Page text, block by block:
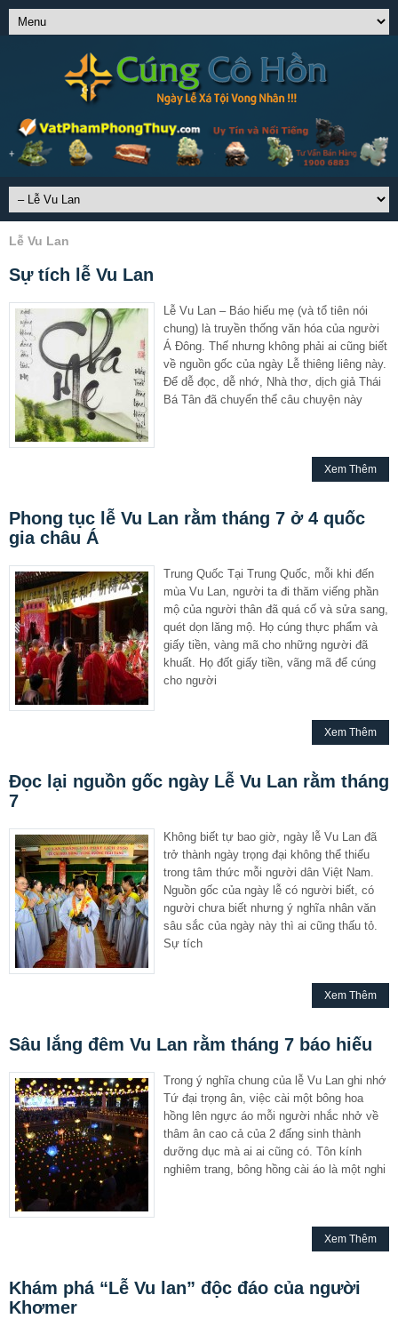
Lễ Vu Lan
Sự tích lễ Vu Lan
Lễ Vu Lan – Báo hiếu mẹ (và tổ tiên nói
chung) là truyền thống văn hóa của người
Á Đông. Thế nhưng không phải ai cũng biết
về nguồn gốc của ngày Lễ thiêng liêng này.
Để dễ đọc, dễ nhớ, Nhà thơ, dịch giả Thái
Bá Tân đã chuyển thể câu chuyện này
Xem Thêm
Phong tục lễ Vu Lan rằm tháng 7 ở 4 quốc
gia châu Á
Trung Quốc Tại Trung Quốc, mỗi khi đến
mùa Vu Lan, người ta đi thăm viếng phần
mộ của người thân đã quá cố và sửa sang,
quét dọn lăng mộ. Họ cúng thực phẩm và
giấy tiền, vàng mã cho những người đã
khuất. Họ đốt giấy tiền, vãng mã để cúng
cho người
Xem Thêm
Đọc lại nguồn gốc ngày Lễ Vu Lan rằm tháng
7
Không biết tự bao giờ, ngày lễ Vu Lan đã
trở thành ngày trọng đại không thể thiếu
trong tâm thức mỗi người dân Việt Nam.
Nguồn gốc của ngày lễ có người biết, có
người chưa biết nhưng ý nghĩa nhân văn
sâu sắc của ngày này thì ai cũng thấu tỏ.
Sự tích
Xem Thêm
Sâu lắng đêm Vu Lan rằm tháng 7 báo hiếu
Trong ý nghĩa chung của lễ Vu Lan ghi nhớ
Tứ đại trọng ân, việc cài một bông hoa
hồng lên ngực áo mỗi người nhắc nhở về
thâm ân cao cả của 2 đấng sinh thành
dưỡng dục mà ai ai cũng có. Tôn kính
nghiêm trang, bông hồng cài áo là một nghi
Xem Thêm
Khám phá “Lễ Vu lan” độc đáo của người
Khơmer